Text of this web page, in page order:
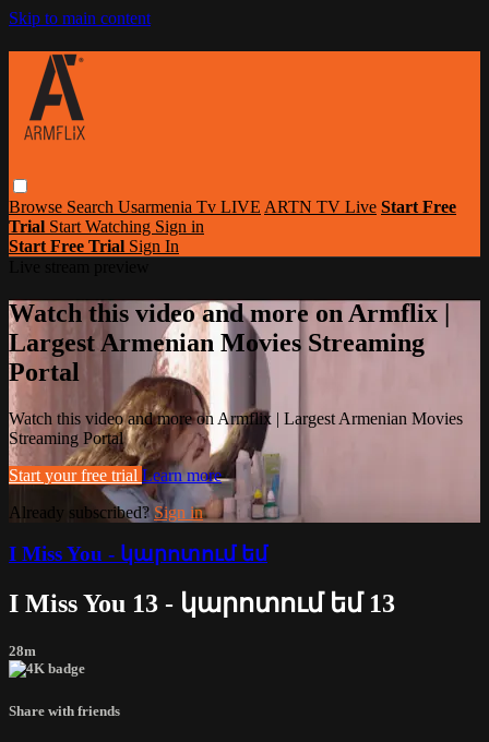
Skip to main content
Browse Search Usarmenia Tv LIVE ARTN TV Live Start Free
Trial Start Watching Sign in
Start Free Trial Sign In
Watch this video and more on Armflix |
Largest Armenian Movies Streaming
Portal
Watch this video and more on Armflix | Largest Armenian Movies
Streaming Portal
Start your free trial Learn more
Already subscribed?Sign in
I Miss You - կարոտում եմ
I Miss You 13 - կարոտում եմ 13
28m
Share with friends